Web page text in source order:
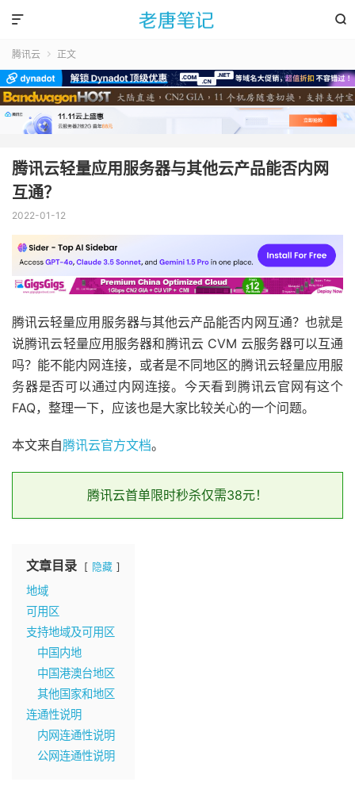


腾讯云  正文
腾讯云轻量应用服务器与其他云产品能否内网
互通？
2022-01-12
腾讯云轻量应用服务器与其他云产品能否内网互通？也就是
说腾讯云轻量应用服务器和腾讯云 CVM 云服务器可以互通
吗？能不能内网连接，或者是不同地区的腾讯云轻量应用服
务器是否可以通过内网连接。今天看到腾讯云官网有这个
FAQ，整理一下，应该也是大家比较关心的一个问题。
本文来自腾讯云官方文档。
腾讯云首单限时秒杀仅需38元！
文章目录 隐藏
地域
可用区
支持地域及可用区
中国内地
中国港澳台地区
其他国家和地区
连通性说明
内网连通性说明
公网连通性说明